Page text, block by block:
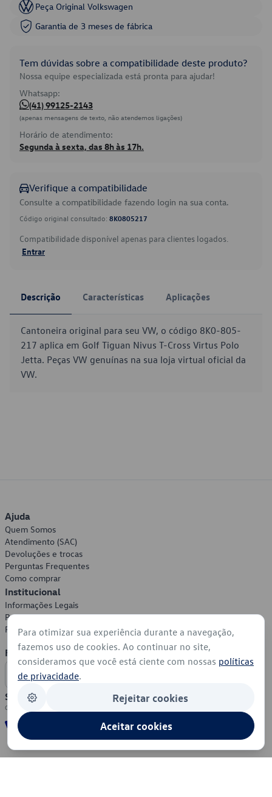
Peça Original Volkswagen
Garantia de 3 meses de fábrica
Tem dúvidas sobre a compatibilidade deste produto?
Nossa equipe especializada está pronta para ajudar!
Whatsapp:
(41) 99125-2143
(apenas mensagens de texto, não atendemos ligações)
Horário de atendimento:
Segunda à sexta, das 8h às 17h.
Verifique a compatibilidade
Consulte a compatibilidade fazendo login na sua conta.
Código original consultado: 8K0805217
Compatibilidade disponível apenas para clientes logados.
Entrar
Descrição Características Aplicações
Cantoneira original para seu VW, o código 8K0-805-
217 aplica em Golf Tiguan Nivus T-Cross Virtus Polo
Jetta. Peças VW genuínas na sua loja virtual oficial da
VW.
Ajuda
Quem Somos
Atendimento (SAC)
Devoluções e trocas
Perguntas Frequentes
Como comprar
Institucional
Informações Legais
Política de Privacidade
Política de Cookies
Formas de Pagamento
Segurança
Para otimizar sua experiência durante a navegação,
fazemos uso de cookies. Ao continuar no site,
consideramos que você está ciente com nossas políticas
de privacidade.
Rejeitar cookies
Aceitar cookies